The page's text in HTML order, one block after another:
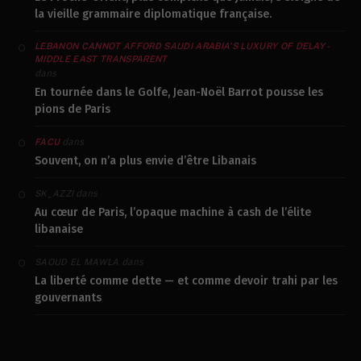
la vieille grammaire diplomatique française.
LEBANON CANNOT AFFORD SAUDI ARABIA’S LUXURY OF DELAY -
MIDDLE EAST TRANSPARENT
dans
En tournée dans le Golfe, Jean-Noël Barrot pousse les
pions de Paris
FACUdans
Souvent, on n’a plus envie d’être Libanais
SK_AZZIdans
Au cœur de Paris, l’opaque machine à cash de l’élite
libanaise
SAOUD EL MAWLA dans
La liberté comme dette — et comme devoir trahi par les
gouvernants